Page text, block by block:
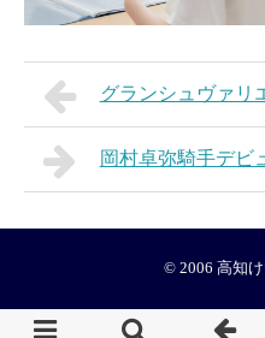
グランシュヴァリ
岡村卓弥騎手デビ
© 2006 高知